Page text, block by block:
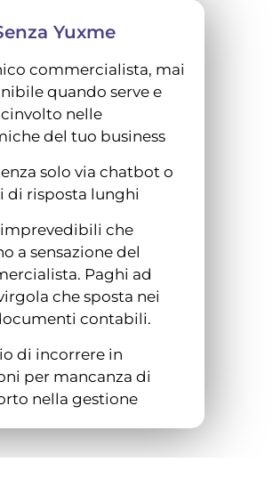
Yuxme
commercialista, mai
quando serve e
nelle
del tuo business
solo via chatbot o
di risposta lunghi
che
a sensazione del
Paghi ad
che sposta nei
contabili.
di incorrere in
per mancanza di
nella gestione